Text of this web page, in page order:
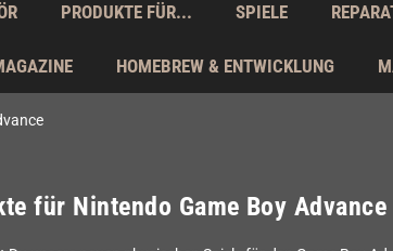
PRODUKTE FÜR... SPIELE
HOMEBREW & ENTWICKLUNG
für Nintendo Game Boy Advance